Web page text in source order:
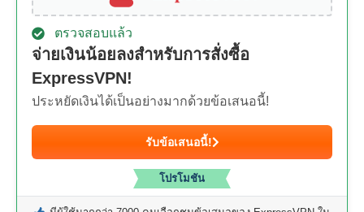
ตรวจสอบแล้ว
จ่ายเงินน้อยลงสำหรับการสั่งซื้อ
ExpressVPN!
ประหยัดเงินได้เป็นอย่างมากด้วยข้อเสนอนี้!
รับข้อเสนอนี้!
โปรโมชัน